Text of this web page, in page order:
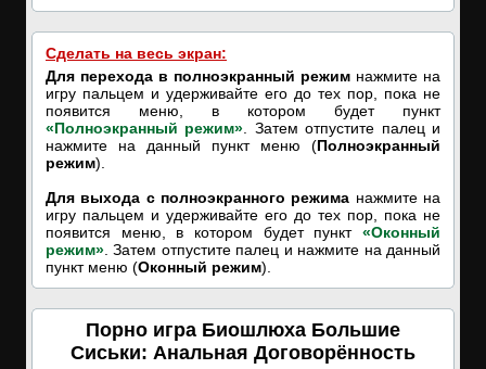
Сделать на весь экран:
Для перехода в полноэкранный режим нажмите на
игру пальцем и удерживайте его до тех пор, пока не
появится меню, в котором будет пункт
«Полноэкранный режим» . Затем отпустите палец и
нажмите на данный пункт меню (Полноэкранный
режим).
Для выхода с полноэкранного режима нажмите на
игру пальцем и удерживайте его до тех пор, пока не
появится меню, в котором будет пункт «Оконный
режим» . Затем отпустите палец и нажмите на данный
пункт меню (Оконный режим).
Порно игра Биошлюха Большие
Сиськи: Анальная Договорённость